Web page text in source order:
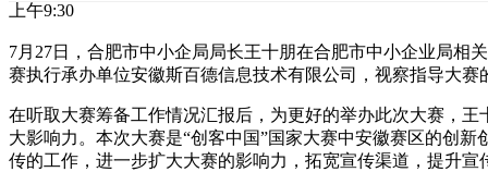
上午9:30
7月27日，合肥市中小企局局长王十朋在合肥市中小企业局相
赛执行承办单位安徽斯百德信息技术有限公司，视察指导大赛
在听取大赛筹备工作情况汇报后，为更好的举办此次大赛，
大影响力。本次大赛是“创客中国”国家大赛中安徽赛区的创
传的工作，进一步扩大大赛的影响力，拓宽宣传渠道，提升宣